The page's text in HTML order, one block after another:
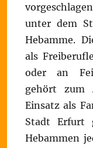
unter dem
Hebamme.
als
oder an
gehört zum
Einsatz als
Stadt Erfurt
Hebammen